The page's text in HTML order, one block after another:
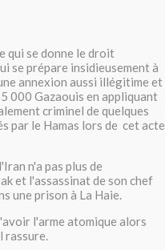
qui se donne le droit
se prépare insidieusement à
annexion aussi illégitime et
000 Gazaouis en appliquant
criminel de quelques
par le Hamas lors de cet acte
n'a pas plus de
et l'assassinat de son chef
une prison à La Haie.
l'arme atomique alors
rassure.